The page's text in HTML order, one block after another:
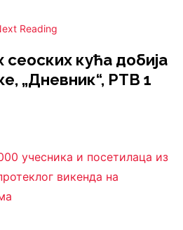
Reading
кућа добија
„Дневник“, РТВ 1
учесника и посетилаца из
викенда на